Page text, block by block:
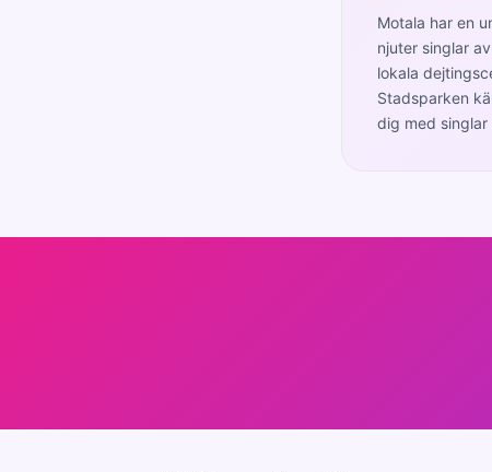
Motala har en
njuter singlar
lokala
Stadsparken
dig med singlar